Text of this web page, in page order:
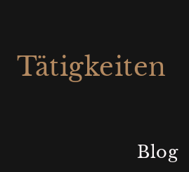
Tätigkeiten
Blog